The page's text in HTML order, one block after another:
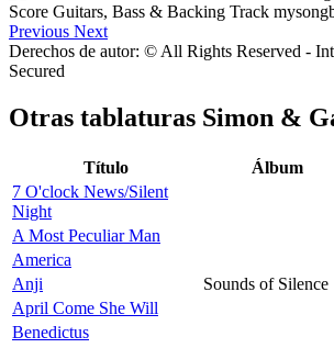
Previous Next
Derechos de autor: © All Rights Reserved -
Secured
Otras tablaturas Simon &
Título Álbum
7 O'clock News/Silent
Night
A Most Peculiar Man
America
Anji
Sounds of Silence
April Come She Will
Benedictus